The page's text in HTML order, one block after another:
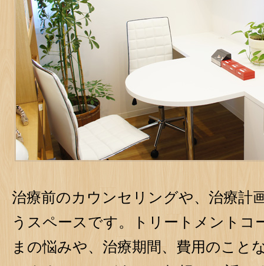
治療前のカウンセリングや、治療計
うスペースです。トリートメントコ
まの悩みや、治療期間、費用のこと